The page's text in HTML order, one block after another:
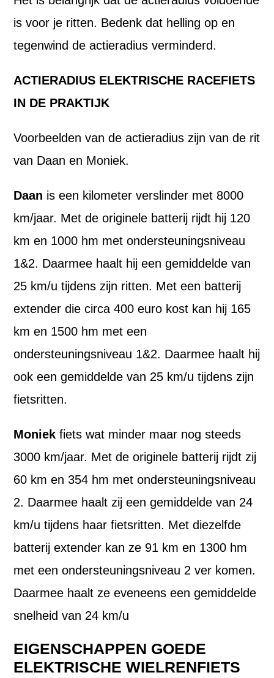
is voor je ritten. Bedenk dat helling op en
tegenwind de actieradius verminderd.
ACTIERADIUS ELEKTRISCHE RACEFIETS
IN DE PRAKTIJK
Voorbeelden van de actieradius zijn van de rit
van Daan en Moniek.
Daan is een kilometer verslinder met 8000
km/jaar. Met de originele batterij rijdt hij 120
km en 1000 hm met ondersteuningsniveau
1&2. Daarmee haalt hij een gemiddelde van
25 km/u tijdens zijn ritten. Met een batterij
extender die circa 400 euro kost kan hij 165
km en 1500 hm met een
ondersteuningsniveau 1&2. Daarmee haalt hij
ook een gemiddelde van 25 km/u tijdens zijn
fietsritten.
Moniek fiets wat minder maar nog steeds
3000 km/jaar. Met de originele batterij rijdt zij
60 km en 354 hm met ondersteuningsniveau
2. Daarmee haalt zij een gemiddelde van 24
km/u tijdens haar fietsritten. Met diezelfde
batterij extender kan ze 91 km en 1300 hm
met een ondersteuningsniveau 2 ver komen.
Daarmee haalt ze eveneens een gemiddelde
snelheid van 24 km/u
EIGENSCHAPPEN GOEDE
ELEKTRISCHE WIELRENFIETS